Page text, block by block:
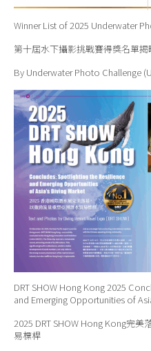
Winner List of 2025 Underwater
第十屆水下攝影挑戰賽得獎名單揭
By Underwater Photo Challenge
DRT SHOW Hong Kong 2025
and Emerging Opportunities of
2025 DRT SHOW Hong Kong完
易標桿